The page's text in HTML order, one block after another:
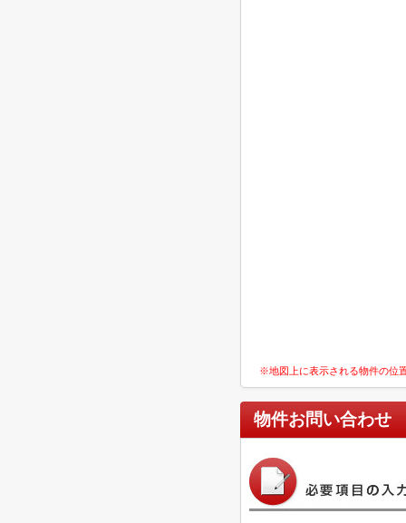
※地図上に表示される物件の位
物件お問い合わせ